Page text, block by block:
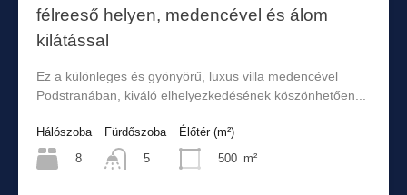
félreeső helyen, medencével és álom
kilátással
Ez a különleges és gyönyörű, luxus villa medencével
Podstranában, kiváló elhelyezkedésének köszönhetően...
Hálószoba
8
Fürdőszoba
5
Élőtér (m²)
500 m²